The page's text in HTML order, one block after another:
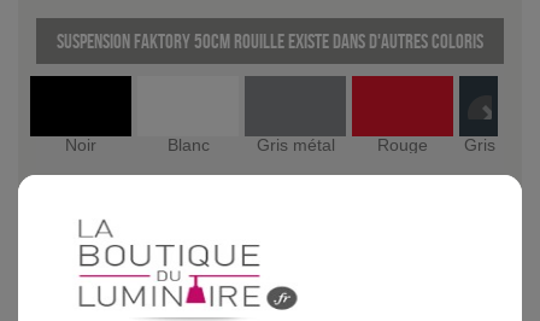
Suspension Faktory 50cm Rouille existe dans d'autres coloris
Noir Blanc Gris métal Rouge Gris